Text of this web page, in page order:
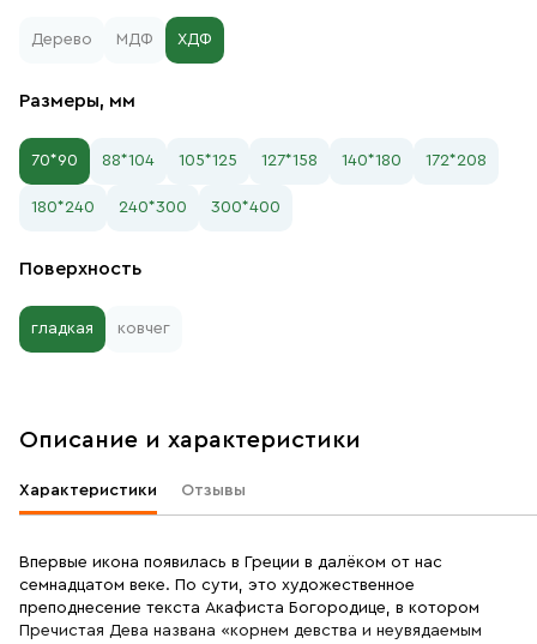
Дерево МДФ ХДФ
Размеры, мм
70*90 88*104 105*125 127*158 140*180 172*208
180*240 240*300 300*400
Поверхность
гладкая ковчег
Описание и характеристики
Характеристики Отзывы
Впервые икона появилась в Греции в далёком от нас
семнадцатом веке. По сути, это художественное
преподнесение текста Акафиста Богородице, в котором
Пречистая Дева названа «корнем девства и неувядаемым